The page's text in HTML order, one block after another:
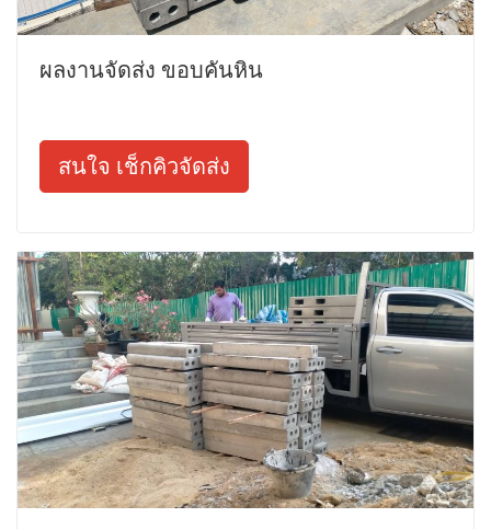
ผลงานจัดส่ง ขอบคันหิน
สนใจ เช็กคิวจัดส่ง